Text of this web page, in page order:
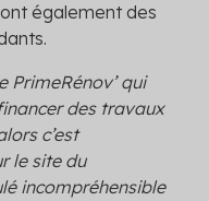
également des
PrimeRénov’ qui
des travaux
c’est
le site du
incompréhensible